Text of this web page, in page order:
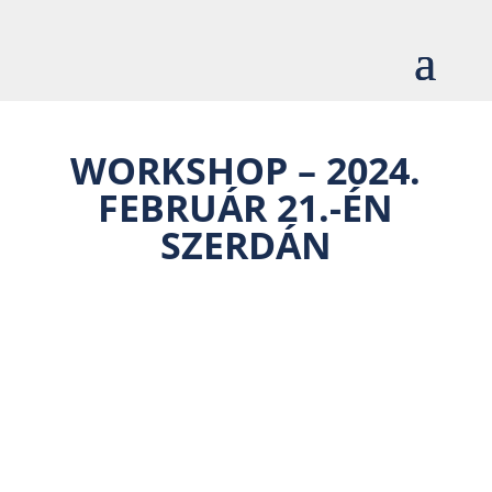
WORKSHOP – 2024.
FEBRUÁR 21.-ÉN
SZERDÁN